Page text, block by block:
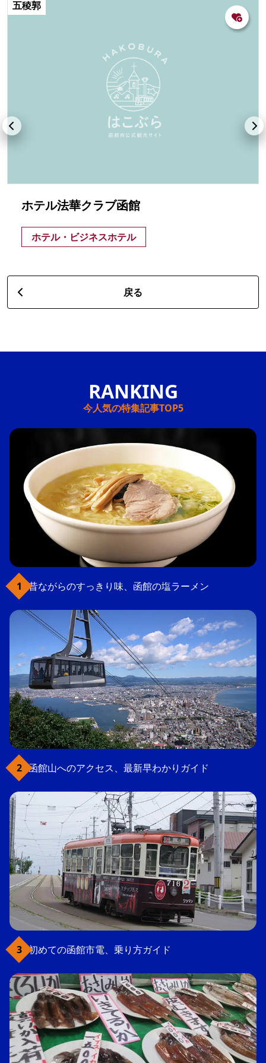
五稜郭
ホテル法華クラブ函館
ホテル・ビジネスホテル
戻る
今人気の特集記事TOP5
昔ながらのすっきり味、函館の塩ラーメン
函館山へのアクセス、最新早わかりガイド
初めての函館市電、乗り方ガイド